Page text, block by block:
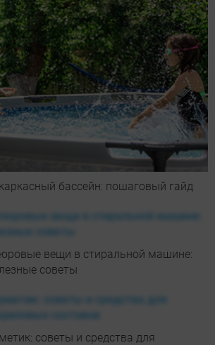
бассейн: пошаговый гайд
вещи в стиральной машине:
советы
советы и средства для